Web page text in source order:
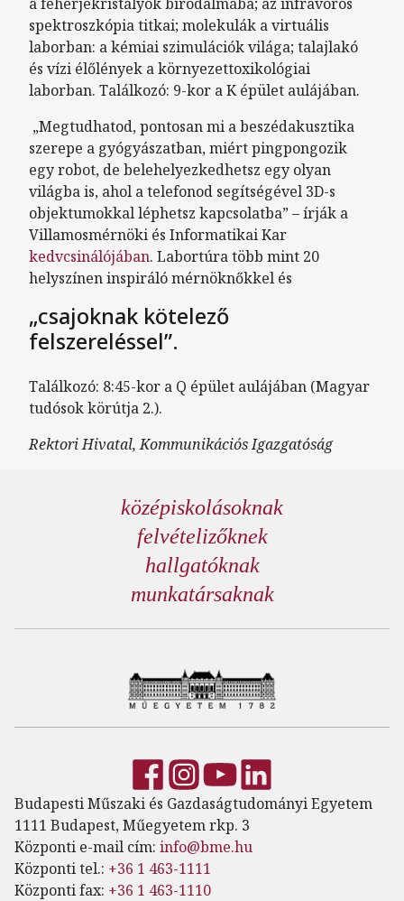
spektroszkópia titkai; molekulák a virtuális
laborban: a kémiai szimulációk világa; talajlakó
és vízi élőlények a környezettoxikológiai
laborban. Találkozó: 9-kor a K épület aulájában.
„Megtudhatod, pontosan mi a beszédakusztika
szerepe a gyógyászatban, miért pingpongozik
egy robot, de belehelyezkedhetsz egy olyan
világba is, ahol a telefonod segítségével 3D-s
objektumokkal léphetsz kapcsolatba” – írják a
Villamosmérnöki és Informatikai Kar
kedvcsinálójában. Labortúra több mint 20
helyszínen inspiráló mérnöknőkkel és
„csajoknak kötelező
felszereléssel”.
Találkozó: 8:45-kor a Q épület aulájában (Magyar
tudósok körútja 2.).
Rektori Hivatal, Kommunikációs Igazgatóság
középiskolásoknak
felvételizőknek
hallgatóknak
munkatársaknak
Budapesti Műszaki és Gazdaságtudományi Egyetem
1111 Budapest, Műegyetem rkp. 3
Központi e-mail cím: info@bme.hu
Központi tel.: +36 1 463-1111
Központi fax: +36 1 463-1110